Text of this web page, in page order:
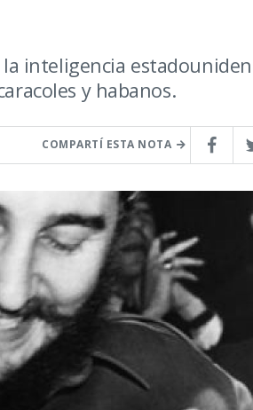
inteligencia
y habanos.
COMPARTÍ ESTA NOTA